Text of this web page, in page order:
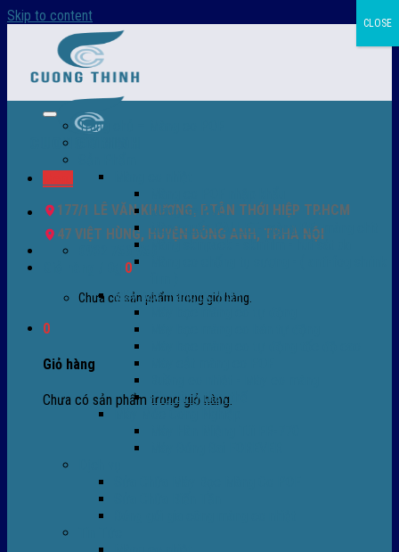
Skip to content
177/1 LÊ VĂN KHƯƠNG, P.TÂN THỚI HIỆP TP.HCM
47 VIỆT HÙNG, HUYỆN ĐÔNG ANH, TP.HÀ NỘI
0932 756 950
0
Chưa có sản phẩm trong giỏ hàng.
0
Giỏ hàng
Chưa có sản phẩm trong giỏ hàng.
Trang chủ – Màng co POF
Màng co PVC
Màng quấn PALLET- màng PE- màng chit
Màng skinpack - skinfilm - hút sát da
Máy bọc màng co POF
Phụ tùng thay thế
CLOSE